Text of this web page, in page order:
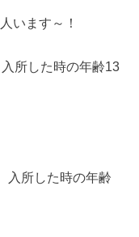
います～！
所した時の年齢13
入所した時の年齢